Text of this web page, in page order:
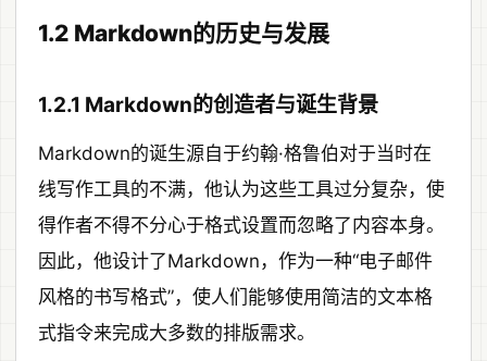
1.2 Markdown的历史与发展
1.2.1 Markdown的创造者与诞生背景
Markdown的诞生源自于约翰·格鲁伯对于当时在
线写作工具的不满，他认为这些工具过分复杂，使
得作者不得不分心于格式设置而忽略了内容本身。
因此，他设计了Markdown，作为一种“电子邮件
风格的书写格式”，使人们能够使用简洁的文本格
式指令来完成大多数的排版需求。